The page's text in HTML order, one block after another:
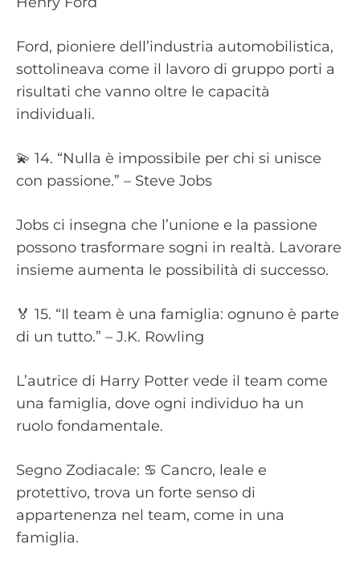
Ford, pioniere dell’industria automobilistica,
sottolineava come il lavoro di gruppo porti a
risultati che vanno oltre le capacità
individuali.
💫 14. “Nulla è impossibile per chi si unisce
con passione.” – Steve Jobs
Jobs ci insegna che l’unione e la passione
possono trasformare sogni in realtà. Lavorare
insieme aumenta le possibilità di successo.
🏅 15. “Il team è una famiglia: ognuno è parte
di un tutto.” – J.K. Rowling
L’autrice di Harry Potter vede il team come
una famiglia, dove ogni individuo ha un
ruolo fondamentale.
Segno Zodiacale: ♋️ Cancro, leale e
protettivo, trova un forte senso di
appartenenza nel team, come in una
famiglia.